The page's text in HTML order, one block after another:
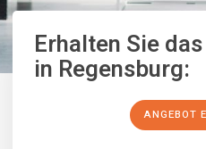
Erhalten Sie das
in Regensburg:
ANGEBOT